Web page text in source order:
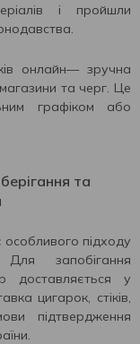
і пройшли
онлайн— зручна
та черг. Це
графіком або
та
особливого підходу
запобігання
доставляється у
цигарок, стіків,
підтвердження